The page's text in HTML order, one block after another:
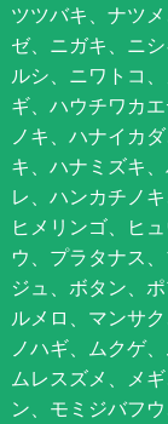
ツツバキ、ナツ
ゼ、ニガキ、ニ
ルシ、ニワトコ
ギ、ハウチワカ
ノキ、ハナイカ
キ、ハナミズキ
レ、ハンカチノ
ヒメリンゴ、ヒ
ウ、プラタナス
ジュ、ボタン、
ルメロ、マンサ
ノハギ、ムクゲ
ムレスズメ、メ
ン、モミジバフ